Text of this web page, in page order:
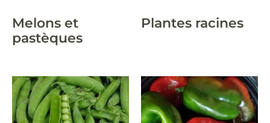
Melons et
pastèques
Plantes racines